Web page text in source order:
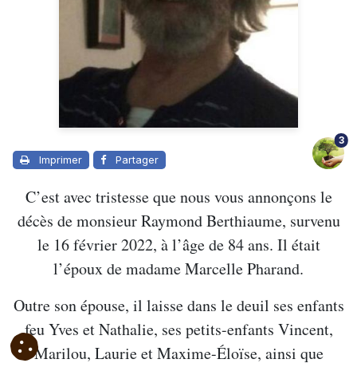
Imprimer Partager
3
C’est avec tristesse que nous vous annonçons le
décès de monsieur Raymond Berthiaume, survenu
le 16 février 2022, à l’âge de 84 ans. Il était
l’époux de madame Marcelle Pharand.
Outre son épouse, il laisse dans le deuil ses enfants
feu Yves et Nathalie, ses petits-enfants Vincent,
Marilou, Laurie et Maxime-Éloïse, ainsi que